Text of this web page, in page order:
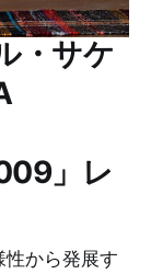
・サケ
」レ
性から発展す